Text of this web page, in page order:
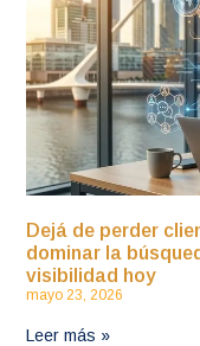
Dejá de perder
dominar la
visibilidad hoy
mayo 23, 2026
Leer más »